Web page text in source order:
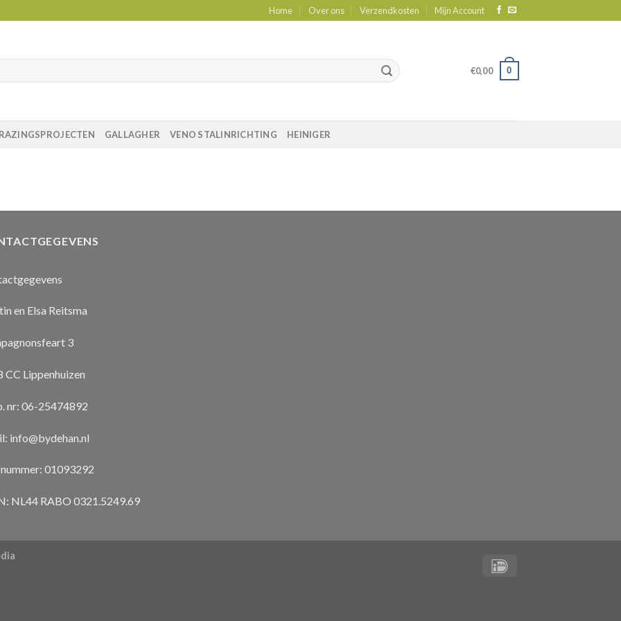
Home Over ons Verzendkosten Mijn Account
€0,00 0
GALLAGHER VENO STALINRICHTING HEINIGER
en Elsa Reitsma
3
CC Lippenhuizen
nr: 06-25474892
info@bydehan.nl
01093292
NL44 RABO 0321.5249.69